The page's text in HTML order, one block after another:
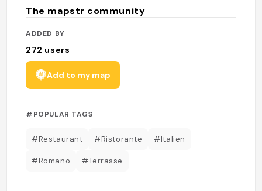
The mapstr community
ADDED BY
272 users
Add to my map
#POPULAR TAGS
#Restaurant #Ristorante #Italien
#Romano #Terrasse